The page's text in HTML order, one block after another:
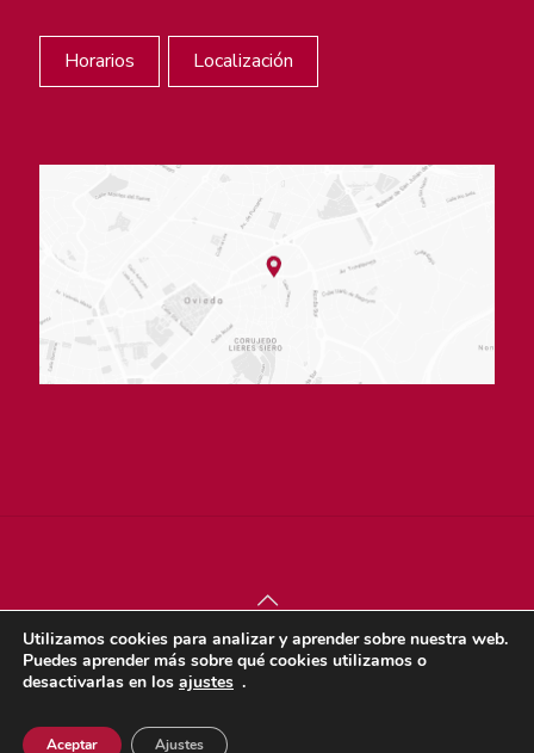
Horarios Localización
© sjdigital 2022 |Política de privacidad|Aviso legal
Política de cookies
Utilizamos cookies para analizar y aprender sobre nuestra web.
Puedes aprender más sobre qué cookies utilizamos o
desactivarlas en los ajustes .
Aceptar Ajustes